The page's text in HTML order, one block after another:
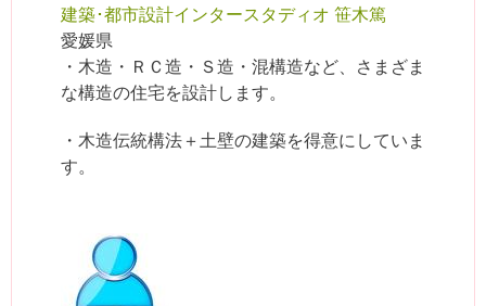
建築･都市設計インタースタディオ 笹木篤
愛媛県
・木造・ＲＣ造・Ｓ造・混構造など、さまざま
な構造の住宅を設計します。
・木造伝統構法＋土壁の建築を得意にしていま
す。